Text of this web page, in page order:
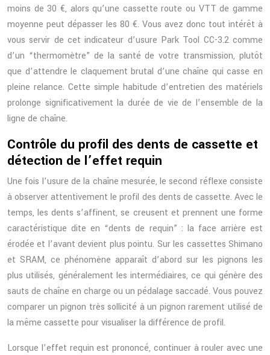
moins de 30 €, alors qu’une cassette route ou VTT de gamme
moyenne peut dépasser les 80 €. Vous avez donc tout intérêt à
vous servir de cet indicateur d’usure Park Tool CC-3.2 comme
d’un “thermomètre” de la santé de votre transmission, plutôt
que d’attendre le claquement brutal d’une chaîne qui casse en
pleine relance. Cette simple habitude d’entretien des matériels
prolonge significativement la durée de vie de l’ensemble de la
ligne de chaîne.
Contrôle du profil des dents de cassette et
détection de l’effet requin
Une fois l’usure de la chaîne mesurée, le second réflexe consiste
à observer attentivement le profil des dents de cassette. Avec le
temps, les dents s’affinent, se creusent et prennent une forme
caractéristique dite en “dents de requin” : la face arrière est
érodée et l’avant devient plus pointu. Sur les cassettes Shimano
et SRAM, ce phénomène apparaît d’abord sur les pignons les
plus utilisés, généralement les intermédiaires, ce qui génère des
sauts de chaîne en charge ou un pédalage saccadé. Vous pouvez
comparer un pignon très sollicité à un pignon rarement utilisé de
la même cassette pour visualiser la différence de profil.
Lorsque l’effet requin est prononcé, continuer à rouler avec une